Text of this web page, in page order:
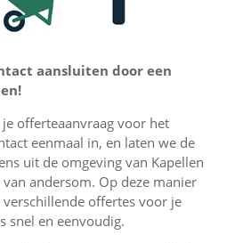
aansluiten door een
offerteaanvraag voor het
eenmaal in, en laten we de
uit de omgeving van Kapellen
andersom. Op deze manier
offertes voor je
snel en eenvoudig.